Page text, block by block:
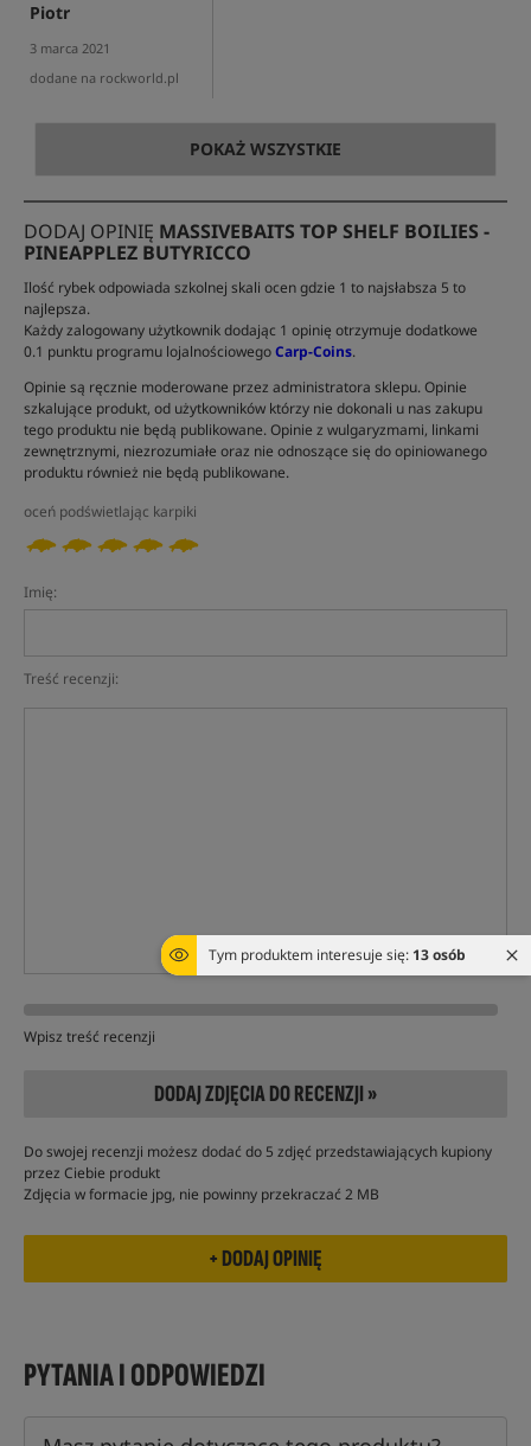
Tym produktem interesuje się: 13 osób
Piotr
3 marca 2021
dodane na rockworld.pl
POKAŻ WSZYSTKIE
DODAJ OPINIĘ MASSIVEBAITS TOP SHELF BOILIES -
PINEAPPLEZ BUTYRICCO
Ilość rybek odpowiada szkolnej skali ocen gdzie 1 to najsłabsza 5 to
najlepsza.
Każdy zalogowany użytkownik dodając 1 opinię otrzymuje dodatkowe
0.1 punktu programu lojalnościowegoCarp-Coins.
Opinie są ręcznie moderowane przez administratora sklepu. Opinie
szkalujące produkt, od użytkowników którzy nie dokonali u nas zakupu
tego produktu nie będą publikowane. Opinie z wulgaryzmami, linkami
zewnętrznymi, niezrozumiałe oraz nie odnoszące się do opiniowanego
produktu również nie będą publikowane.
oceń podświetlając karpiki
Imię:
Treść recenzji:
Wpisz treść recenzji
DODAJ ZDJĘCIA DO RECENZJI »
Do swojej recenzji możesz dodać do 5 zdjęć przedstawiających kupiony
przez Ciebie produkt
Zdjęcia w formacie jpg, nie powinny przekraczać 2 MB
PYTANIA I ODPOWIEDZI